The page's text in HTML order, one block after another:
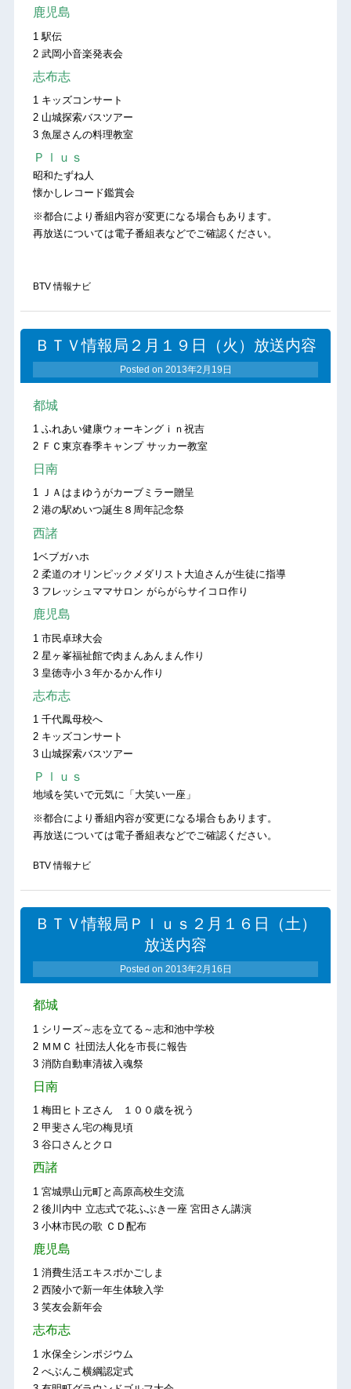
鹿児島
1 駅伝
2 武岡小音楽発表会
志布志
1 キッズコンサート
2 山城探索バスツアー
3 魚屋さんの料理教室
Ｐｌｕｓ
昭和たずね人
懐かしレコード鑑賞会
※都合により番組内容が変更になる場合もあります。
再放送については電子番組表などでご確認ください。
BTV 情報ナビ
ＢＴＶ情報局２月１９日（火）放送内容
Posted on 2013年2月19日
都城
1 ふれあい健康ウォーキングｉｎ祝吉
2 ＦＣ東京春季キャンプ サッカー教室
日南
1 ＪＡはまゆうがカーブミラー贈呈
2 港の駅めいつ誕生８周年記念祭
西諸
1ベブガハホ
2 柔道のオリンピックメダリスト大迫さんが生徒に指導
3 フレッシュママサロン がらがらサイコロ作り
鹿児島
1 市民卓球大会
2 星ヶ峯福祉館で肉まんあんまん作り
3 皇徳寺小３年かるかん作り
志布志
1 千代鳳母校へ
2 キッズコンサート
3 山城探索バスツアー
Ｐｌｕｓ
地域を笑いで元気に「大笑い一座」
※都合により番組内容が変更になる場合もあります。
再放送については電子番組表などでご確認ください。
BTV 情報ナビ
ＢＴＶ情報局Ｐｌｕｓ２月１６日（土）
放送内容
Posted on 2013年2月16日
都城
1 シリーズ～志を立てる～志和池中学校
2 ＭＭＣ 社団法人化を市長に報告
3 消防自動車清祓入魂祭
日南
1 梅田ヒトヱさん １００歳を祝う
2 甲斐さん宅の梅見頃
3 谷口さんとクロ
西諸
1 宮城県山元町と高原高校生交流
2 後川内中 立志式で花ふぶき一座 宮田さん講演
3 小林市民の歌 ＣＤ配布
鹿児島
1 消費生活エキスポかごしま
2 西陵小で新一年生体験入学
3 笑友会新年会
志布志
1 水保全シンポジウム
2 べぶんこ横綱認定式